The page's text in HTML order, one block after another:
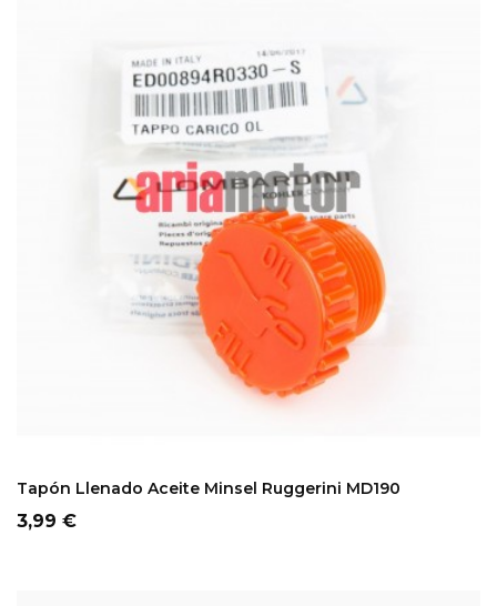
Tapón Llenado Aceite Minsel Ruggerini MD190
Precio
3,99 €